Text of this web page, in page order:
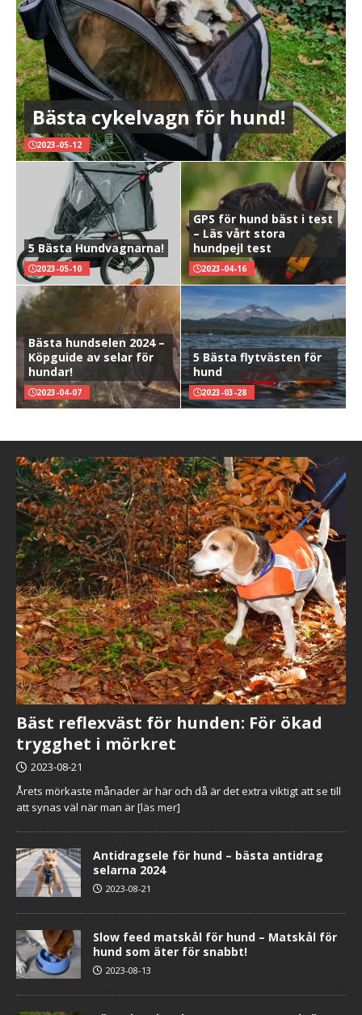
Bästa cykelvagn för hund!
2023-05-12
5 Bästa Hundvagnarna!
2023-05-10
GPS för hund bäst i test
– Läs vårt stora
hundpejl test
2023-04-16
Bästa hundselen 2024 –
Köpguide av selar för
hundar!
2023-04-07
5 Bästa flytvästen för
hund
2023-03-28
Bäst reflexväst för hunden: För ökad
trygghet i mörkret
2023-08-21
Årets mörkaste månader är här och då är det extra viktigt att se till
att synas väl när man är[läs mer]
Antidragsele för hund – bästa antidrag
selarna 2024
2023-08-21
Slow feed matskål för hund – Matskål för
hund som äter för snabbt!
2023-08-13